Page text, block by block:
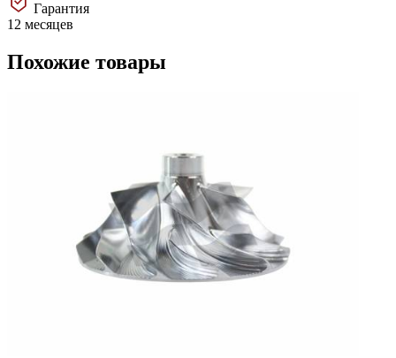
Гарантия
12 месяцев
Похожие товары